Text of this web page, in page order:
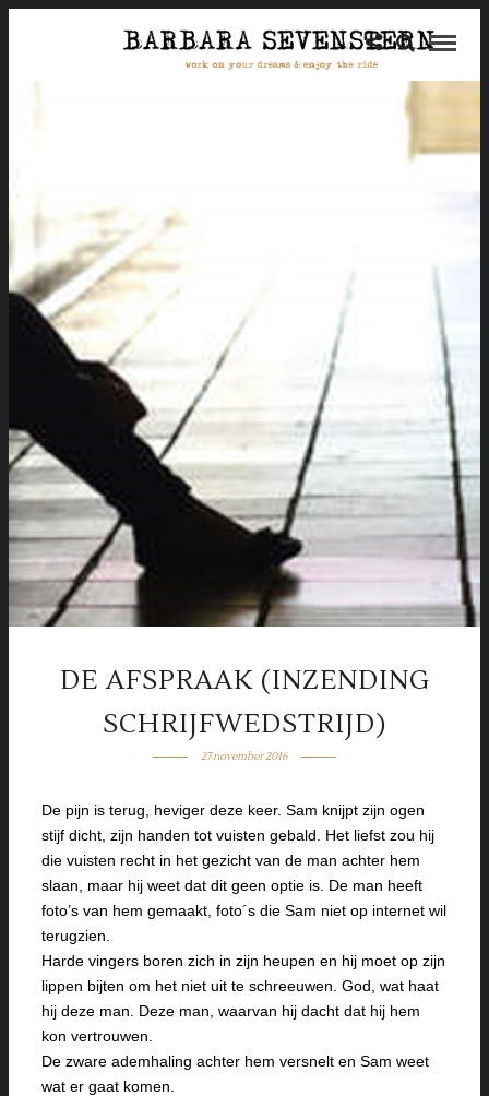
DE AFSPRAAK (INZENDING
SCHRIJFWEDSTRIJD)
27 november 2016
De pijn is terug, heviger deze keer. Sam knijpt zijn ogen
stijf dicht, zijn handen tot vuisten gebald. Het liefst zou hij
die vuisten recht in het gezicht van de man achter hem
slaan, maar hij weet dat dit geen optie is. De man heeft
foto’s van hem gemaakt, foto´s die Sam niet op internet wil
terugzien.
Harde vingers boren zich in zijn heupen en hij moet op zijn
lippen bijten om het niet uit te schreeuwen. God, wat haat
hij deze man. Deze man, waarvan hij dacht dat hij hem
kon vertrouwen.
De zware ademhaling achter hem versnelt en Sam weet
wat er gaat komen.